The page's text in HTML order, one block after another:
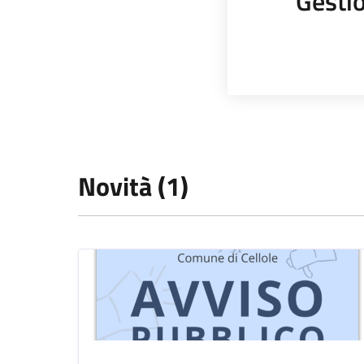
Novità (1)